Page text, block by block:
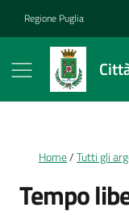
Regione Puglia
Briciole
Home Tutti gli
Tempo